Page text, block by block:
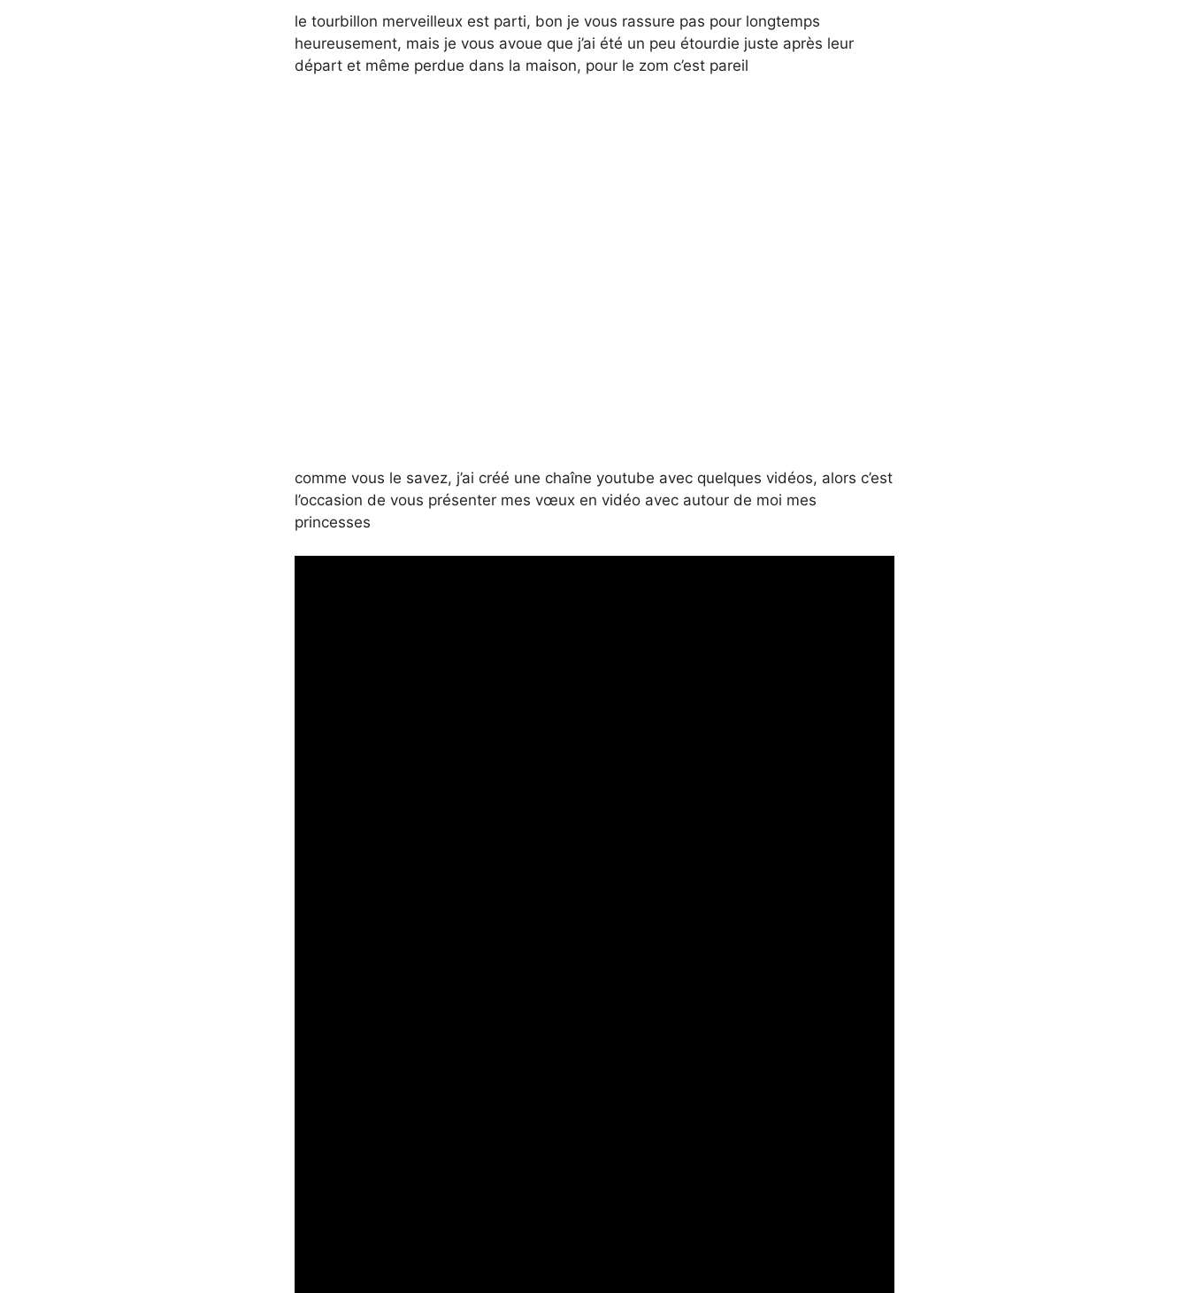
le tourbillon merveilleux est parti, bon je vous rassure pas pour longtemps
heureusement, mais je vous avoue que j’ai été un peu étourdie juste après leur
départ et même perdue dans la maison, pour le zom c’est pareil
comme vous le savez, j’ai créé une chaîne youtube avec quelques vidéos, alors c’est
l’occasion de vous présenter mes vœux en vidéo avec autour de moi mes
princesses